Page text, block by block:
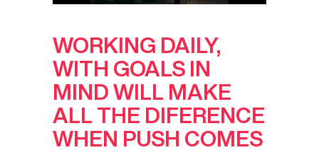
WORKING DAILY,
WITH GOALS IN
MIND WILL MAKE
ALL THE DIFERENCE
WHEN PUSH COMES